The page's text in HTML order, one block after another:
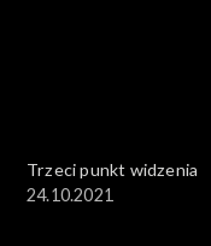
Trzeci punkt widzenia
24.10.2021